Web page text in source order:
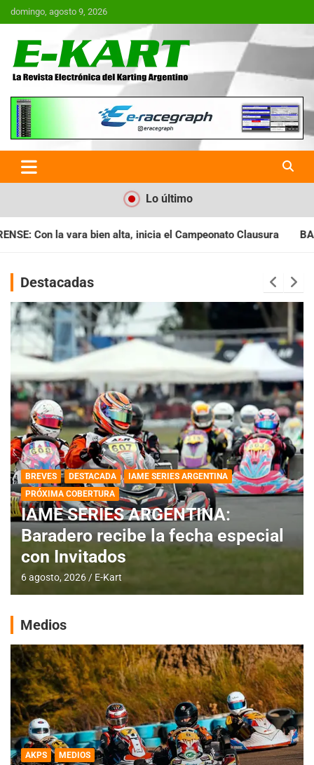
Saltar
al
domingo, agosto 9, 2026
E-Kart.com.ar | La Revista
Electrónica del Karting en
Argentina
Lo último
el Campeonato Clausura BARILOCHENSE: Preparan una
Destacadas
BREVES DESTACADA
IAME SERIES ARGENTINA
PRÓXIMA COBERTURA
IAME SERIES ARGENTINA:
Baradero recibe la fecha especial
con Invitados
6 agosto, 2026 E-Kart
Medios
AKPS MEDIOS